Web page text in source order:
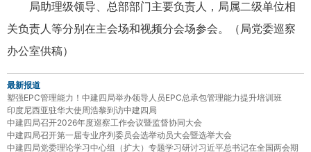
局助理级领导、总部部门主要负责人，局属二级单位相
关负责人等分别在主会场和视频分会场参会。（局党委巡察
办公室供稿）
最新报道
塑强EPC管理能力！中建四局举办领导人员EPC总承包管理能力提升培训班
印度尼西亚驻华大使周浩黎到访中建四局
中建四局召开2026年度巡察工作会议暨监督协同大会
中建四局召开第一届专业序列委员会选举动员大会暨选举大会
中建四局党委理论学习中心组（扩大）专题学习研讨习近平总书记在全国两会期